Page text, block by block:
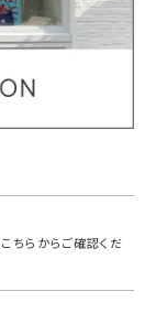
こちらからご確認くだ